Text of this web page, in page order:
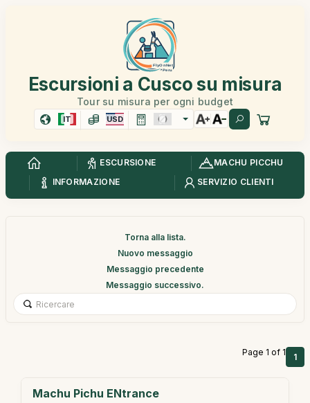
Escursioni a Cusco su misura
Tour su misura per ogni budget
IT USD
ESCURSIONE
MACHU PICCHU
INFORMAZIONE
SERVIZIO CLIENTI
Torna alla lista.
Nuovo messaggio
Messaggio precedente
Messaggio successivo.
Page 1 of 1 1
Machu Pichu ENtrance